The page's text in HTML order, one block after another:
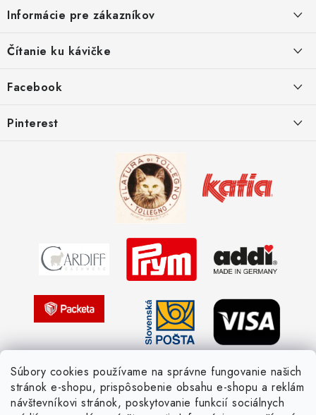
Súbory cookies používame na správne fungovanie našich
stránok e-shopu, prispôsobenie obsahu e-shopu a reklám
návštevníkovi stránok, poskytovanie funkcií sociálnych
p
ä
Informácie pre zákazníkov
Kedy objednáme nový tovar
Žiadosť dotknutej osoby
Čítanie ku kávičke
Ako sa orientovať v hrúbke priadzí
Pletený slovník anglicky-česky
Pletený slovník česky-anglicky
Facebook
Pinterest